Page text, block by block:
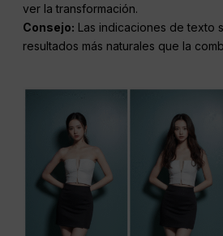
ver la transformación.
Consejo: Las indicaciones de texto
resultados más naturales que la